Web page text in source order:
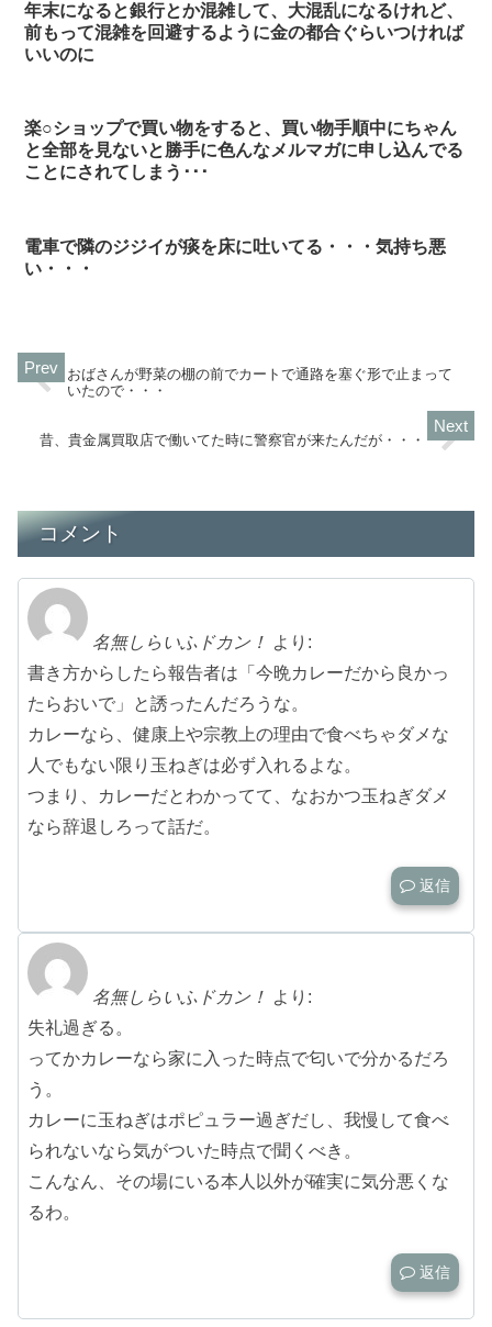
年末になると銀行とか混雑して、大混乱になるけれど、
前もって混雑を回避するように金の都合ぐらいつければ
いいのに
楽○ショップで買い物をすると、買い物手順中にちゃん
と全部を見ないと勝手に色んなメルマガに申し込んでる
ことにされてしまう･･･
電車で隣のジジイが痰を床に吐いてる・・・気持ち悪
い・・・
おばさんが野菜の棚の前でカートで通路を塞ぐ形で止まって
いたので・・・
昔、貴金属買取店で働いてた時に警察官が来たんだが・・・
コメント
名無しらいふドカン！ より:
書き方からしたら報告者は「今晩カレーだから良かっ
たらおいで」と誘ったんだろうな。
カレーなら、健康上や宗教上の理由で食べちゃダメな
人でもない限り玉ねぎは必ず入れるよな。
つまり、カレーだとわかってて、なおかつ玉ねぎダメ
なら辞退しろって話だ。
返信
名無しらいふドカン！ より:
失礼過ぎる。
ってかカレーなら家に入った時点で匂いで分かるだろ
う。
カレーに玉ねぎはポピュラー過ぎだし、我慢して食べ
られないなら気がついた時点で聞くべき。
こんなん、その場にいる本人以外が確実に気分悪くな
るわ。
返信